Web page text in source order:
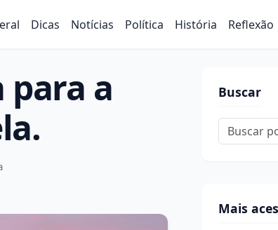
Dicas Notícias Política História Reflexão
a
Buscar
Mais